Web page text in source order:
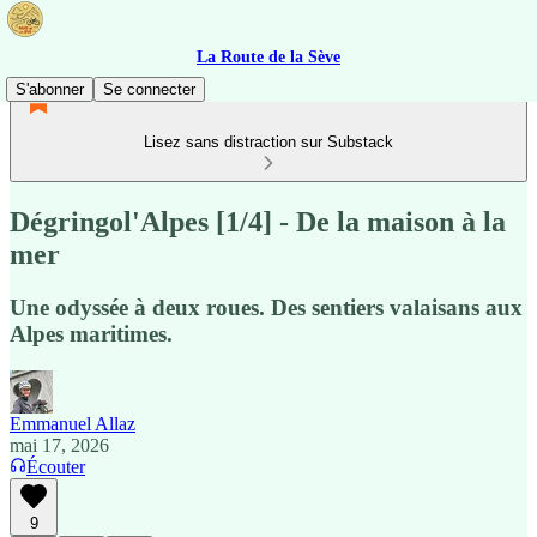
La Route de la Sève
S'abonner
Se connecter
Lisez sans distraction sur Substack
Dégringol'Alpes [1/4] - De la maison à la
mer
Une odyssée à deux roues. Des sentiers valaisans aux
Alpes maritimes.
Emmanuel Allaz
mai 17, 2026
Écouter
9